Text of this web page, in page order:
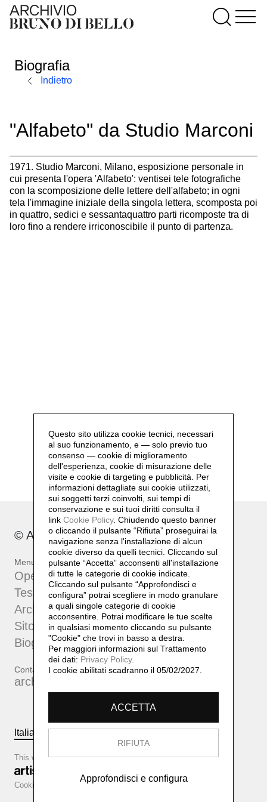
Biografia
Indietro
"Alfabeto" da Studio Marconi
1971. Studio Marconi, Milano, esposizione personale in
cui presenta l'opera 'Alfabeto': ventisei tele fotografiche
con la scomposizione delle lettere dell'alfabeto; in ogni
tela l'immagine iniziale della singola lettera, scomposta poi
in quattro, sedici e sessantaquattro parti ricomposte tra di
loro fino a rendere irriconoscibile il punto di partenza.
© Archivio Bruno Di Bello 2023
Menu
Opere
Testi e approfondimenti
Archivio
Sito dell'artista
Biografia
Contatti
archiviobrunodibello@gmail.com
Italiano English
Cookie configurator Cookie policy Privacy policy
This website is based on
Questo sito utilizza cookie tecnici, necessari
al suo funzionamento, e — solo previo tuo
consenso — cookie di miglioramento
dell'esperienza, cookie di misurazione delle
visite e cookie di targeting e pubblicità. Per
informazioni dettagliate sui cookie utilizzati,
sui soggetti terzi coinvolti, sui tempi di
conservazione e sui tuoi diritti consulta il
link Cookie Policy. Chiudendo questo banner
o cliccando il pulsante “Rifiuta” proseguirai la
navigazione senza l'installazione di alcun
cookie diverso da quelli tecnici. Cliccando sul
pulsante “Accetta” acconsenti all'installazione
di tutte le categorie di cookie indicate.
Cliccando sul pulsante “Approfondisci e
configura” potrai scegliere in modo granulare
a quali singole categorie di cookie
acconsentire. Potrai modificare le tue scelte
in qualsiasi momento cliccando su pulsante
"Cookie" che trovi in basso a destra.
Per maggiori informazioni sul Trattamento
dei dati: Privacy Policy.
I cookie abilitati scadranno il 05/02/2027.
ACCETTA
RIFIUTA
Approfondisci e configura